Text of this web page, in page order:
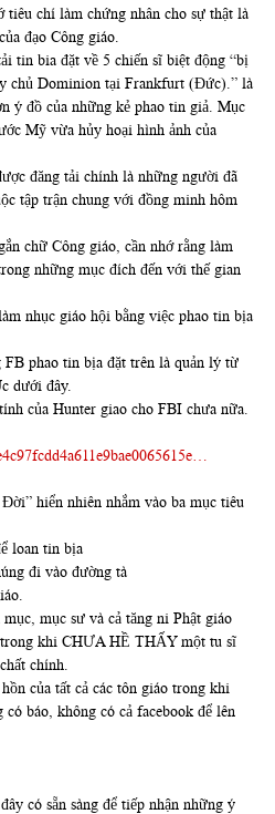
tiêu chí làm chứng nhân cho sự thật là
đạo Công giáo.
tin bia đặt về 5 chiến sĩ biệt động “bị
chủ Dominion tại Frankfurt (Đức).” là
ý đồ của những kẻ phao tin giả. Mục
Mỹ vừa hủy hoại hình ảnh của
đăng tải chính là những người đã
tập trận chung với đồng minh hôm
chữ Công giáo, cần nhớ rằng làm
những mục đích đến với thế gian
nhục giáo hội bằng việc phao tin bịa
FB phao tin bịa đặt trên là quản lý từ
dưới đây.
của Hunter giao cho FBI chưa nữa.
hiển nhiên nhắm vào ba mục tiêu
loan tin bịa
đi vào đường tà
mục sư và cả tăng ni Phật giáo
khi CHƯA HỀ THẤY một tu sĩ
chính.
của tất cả các tôn giáo trong khi
báo, không có cả facebook để lên
có sẵn sàng để tiếp nhận những ý